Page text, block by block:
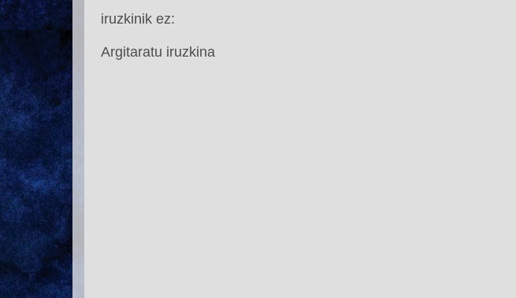
iruzkinik ez:
Argitaratu iruzkina